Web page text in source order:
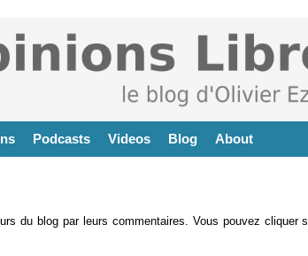
Podcasts Videos Blog About
du blog par leurs commentaires. Vous pouvez cliquer